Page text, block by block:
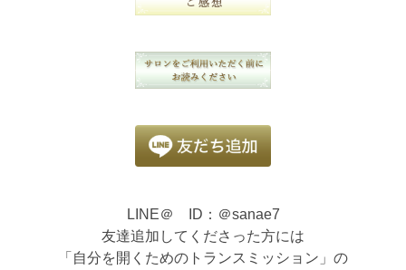
LINE＠ ID：＠sanae7
友達追加してくださった方には
「自分を開くためのトランスミッション」の